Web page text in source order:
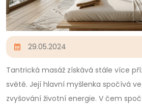
29.05.2024
Tantrická masáž získává stále více
světě. Její hlavní myšlenka spočívá
zvyšování životní energie. V čem